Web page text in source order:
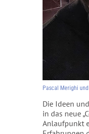
Pascal Merighi
Die Ideen
in das neue
Anlaufpunkt